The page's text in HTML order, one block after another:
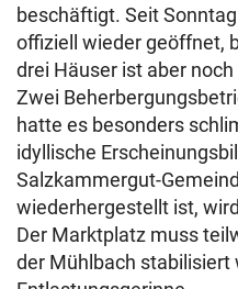
beschäftigt. Seit
offiziell wieder geöffnet,
drei Häuser ist aber
Zwei
hatte es besonders
idyllische
Salzkammergut-
wiederhergestellt ist,
Der Marktplatz muss
der Mühlbach stabilisiert